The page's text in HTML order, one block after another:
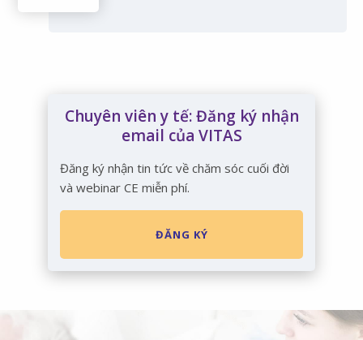
Chuyên viên y tế: Đăng ký nhận
email của VITAS
Đăng ký nhận tin tức về chăm sóc cuối đời
và webinar CE miễn phí.
ĐĂNG KÝ